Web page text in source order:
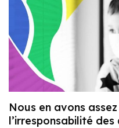
Nous en avons assez
l’irresponsabilité